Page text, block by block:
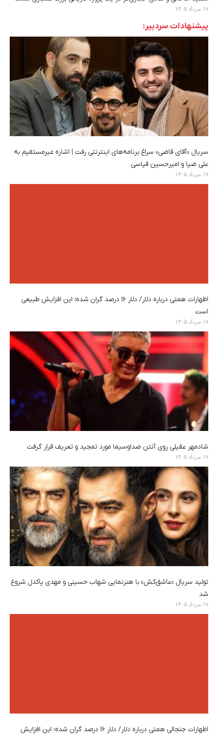
۱۷ مرداد ۱۴۰۵
پیشنهادات سردبیر:
سریال «آقای قاضی» سراغ برنامه‌های اینترنتی رفت | اشاره غیرمستقیم به
علی ضیا و امیرحسین قیاسی
۱۷ مرداد ۱۴۰۵
اظهارات همتی درباره دلار/ دلار ۱۶ درصد گران شده؛ این افزایش طبیعی
است
۱۷ مرداد ۱۴۰۵
شادمهر عقیلی روی آنتن صداوسیما مورد تمجید و تعریف قرار گرفت
۱۷ مرداد ۱۴۰۵
تولید سریال «عاشق‌کش» با هنرنمایی شهاب حسینی و مهدی پاکدل شروع
شد
۱۷ مرداد ۱۴۰۵
اظهارات جنجالی همتی درباره دلار/ دلار ۱۶ درصد گران شده؛ این افزایش